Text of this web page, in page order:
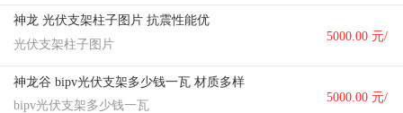
吨
神龙 光伏支架柱子图片 抗震性能优
光伏支架柱子图片
5000.00 元/
吨
神龙谷 bipv光伏支架多少钱一瓦 材质多样
bipv光伏支架多少钱一瓦
5000.00 元/